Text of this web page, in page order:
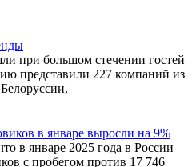
при большом стечении гостей
представили 227 компаний из
в январе выросли на 9%
в январе 2025 года в России
с пробегом против 17 746